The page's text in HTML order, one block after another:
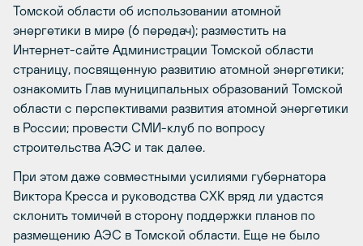
Томской области об использовании атомной
энергетики в мире (6 передач); разместить на
Интернет-сайте Администрации Томской области
страницу, посвященную развитию атомной энергетики;
ознакомить Глав муниципальных образований Томской
области с перспективами развития атомной энергетики
в России; провести СМИ-клуб по вопросу
строительства АЭС и так далее.
При этом даже совместными усилиями губернатора
Виктора Кресса и руководства СХК вряд ли удастся
склонить томичей в сторону поддержки планов по
размещению АЭС в Томской области. Еще не было